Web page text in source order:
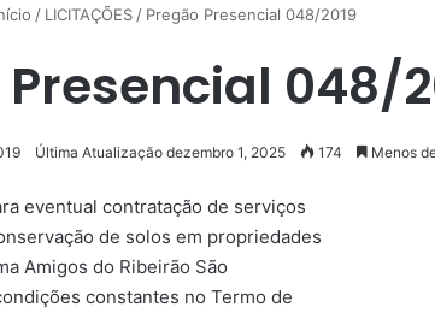
/ LICITAÇÕES / Pregão Presencial 048/2019
048/
Última Atualização dezembro 1, 2025 174 Menos
eventual contratação de serviços
de solos em propriedades
Amigos do Ribeirão São
constantes no Termo de